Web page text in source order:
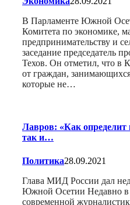
В Парламенте Южной
Комитета по экономике,
предпринимательству и
заседание председатель
Техов. Он отметил, что в
от граждан,
которые не…
Лавров: «Как
так и…
Политика28.09.2021
Глава МИД России дал
Южной Осетии Недавно
современной